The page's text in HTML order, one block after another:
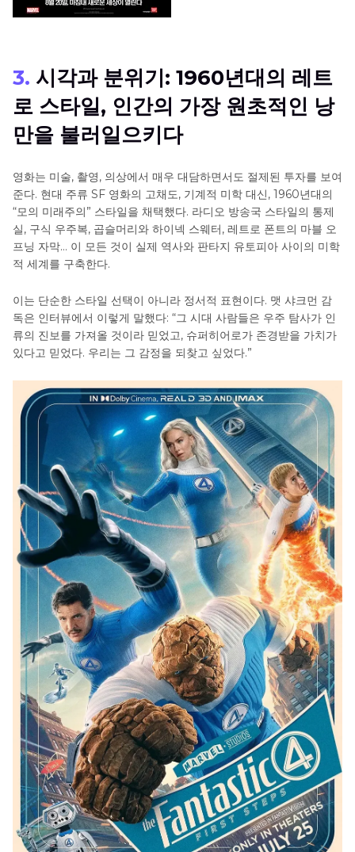
3. 시각과 분위기: 1960년대의 레트
로 스타일, 인간의 가장 원초적인 낭
만을 불러일으키다
영화는 미술, 촬영, 의상에서 매우 대담하면서도 절제된 투자를 보여
준다. 현대 주류 SF 영화의 고채도, 기계적 미학 대신, 1960년대의
“모의 미래주의” 스타일을 채택했다. 라디오 방송국 스타일의 통제
실, 구식 우주복, 곱슬머리와 하이넥 스웨터, 레트로 폰트의 마블 오
프닝 자막… 이 모든 것이 실제 역사와 판타지 유토피아 사이의 미학
적 세계를 구축한다.
이는 단순한 스타일 선택이 아니라 정서적 표현이다. 맷 샤크먼 감
독은 인터뷰에서 이렇게 말했다: “그 시대 사람들은 우주 탐사가 인
류의 진보를 가져올 것이라 믿었고, 슈퍼히어로가 존경받을 가치가
있다고 믿었다. 우리는 그 감정을 되찾고 싶었다.”